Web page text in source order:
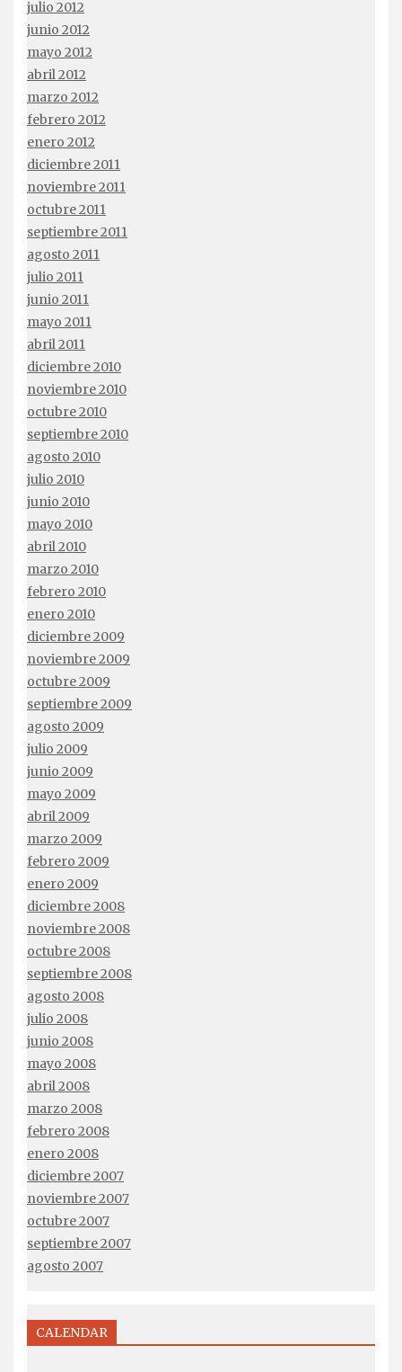
julio 2012
junio 2012
mayo 2012
abril 2012
marzo 2012
febrero 2012
enero 2012
diciembre 2011
noviembre 2011
octubre 2011
septiembre 2011
agosto 2011
julio 2011
junio 2011
mayo 2011
abril 2011
diciembre 2010
noviembre 2010
octubre 2010
septiembre 2010
agosto 2010
julio 2010
junio 2010
mayo 2010
abril 2010
marzo 2010
febrero 2010
enero 2010
diciembre 2009
noviembre 2009
octubre 2009
septiembre 2009
agosto 2009
julio 2009
junio 2009
mayo 2009
abril 2009
marzo 2009
febrero 2009
enero 2009
diciembre 2008
noviembre 2008
octubre 2008
septiembre 2008
agosto 2008
julio 2008
junio 2008
mayo 2008
abril 2008
marzo 2008
febrero 2008
enero 2008
diciembre 2007
noviembre 2007
octubre 2007
septiembre 2007
agosto 2007
CALENDAR